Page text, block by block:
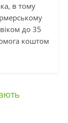
в тому
до 35
коштом